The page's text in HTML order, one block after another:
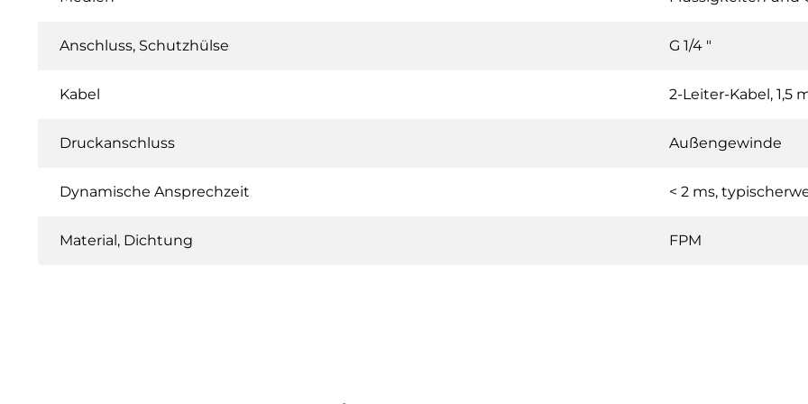
Anschluss, Schutzhülse G 1/4 "
Kabel 2-Leiter-Kabel, 1,5
Druckanschluss Außengewinde
Dynamische Ansprechzeit < 2 ms,
Material, Dichtung FPM